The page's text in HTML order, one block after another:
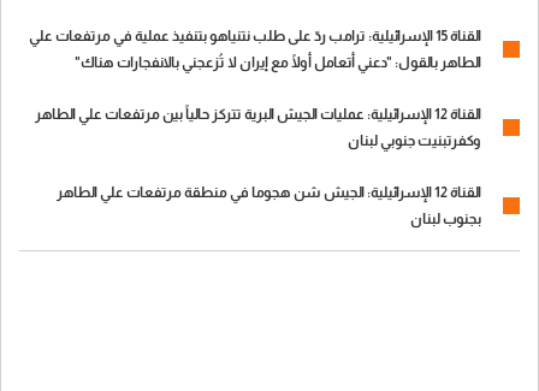
القناة 15 الإسرائيلية: ترامب ردّ على طلب نتنياهو بتنفيذ عملية في مرتفعات علي
الطاهر بالقول: "دعني أتعامل أولًا مع إيران لا تُزعجني بالانفجارات هناك"
القناة 12 الإسرائيلية: عمليات الجيش البرية تتركز حالياً بين مرتفعات علي الطاهر
وكفرتبنيت جنوبي لبنان
القناة 12 الإسرائيلية: الجيش شن هجوما في منطقة مرتفعات علي الطاهر
بجنوب لبنان